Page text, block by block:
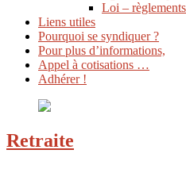
Loi –
Liens utiles
Pourquoi se syndiquer ?
Pour plus d’informations,
Appel à cotisations …
Adhérer !
Retraite